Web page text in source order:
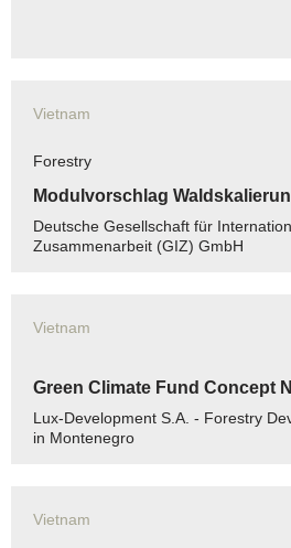
Vietnam
Forestry
Modulvorschlag
Deutsche Gesellschaft für
Zusammenarbeit (GIZ) GmbH
Vietnam
Green Climate Fund Concept
Lux-Development S.A. - Forestry
in Montenegro
Vietnam